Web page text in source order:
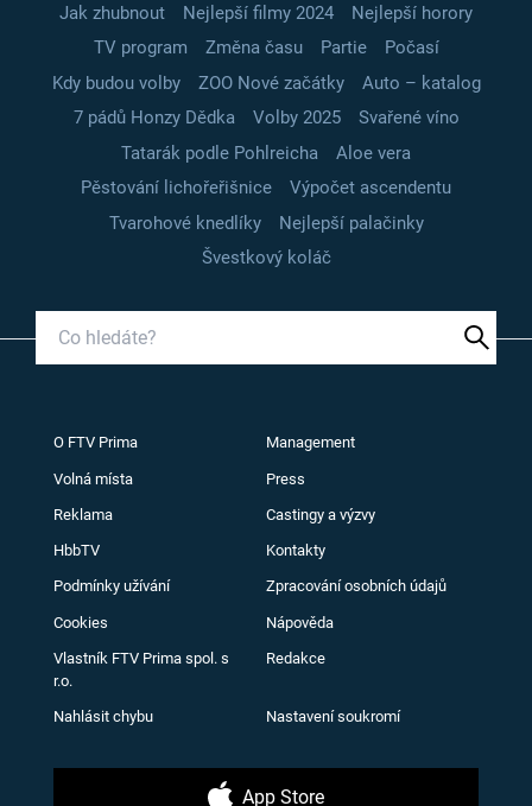
Jak zhubnout Nejlepší filmy 2024
Nejlepší horory
TV program
Změna času Partie
Počasí
Kdy budou volby
ZOO Nové začátky
Auto – katalog
7 pádů Honzy Dědka
Volby 2025
Svařené víno
Tatarák podle Pohlreicha
Aloe vera
Pěstování lichořeřišnice
Výpočet ascendentu
Tvarohové knedlíky
Nejlepší palačinky
Švestkový koláč
O FTV Prima Management
Volná místa Press
Reklama Castingy a výzvy
HbbTV Kontakty
Podmínky užívání Zpracování osobních údajů
Cookies Nápověda
Vlastník FTV Prima spol. s
r.o.
Redakce
Nahlásit chybu Nastavení soukromí
App Store